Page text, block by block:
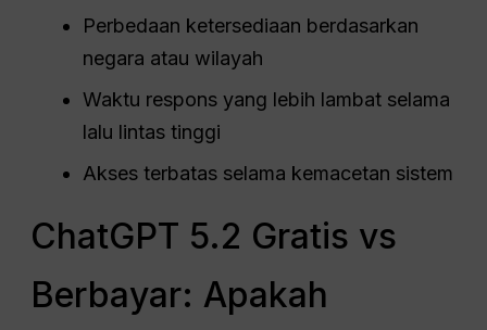
Perbedaan ketersediaan berdasarkan
negara atau wilayah
Waktu respons yang lebih lambat selama
lalu lintas tinggi
Akses terbatas selama kemacetan sistem
ChatGPT 5.2 Gratis vs
Berbayar: Apakah